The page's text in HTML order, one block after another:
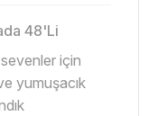
48'Li
için
yumuşacık